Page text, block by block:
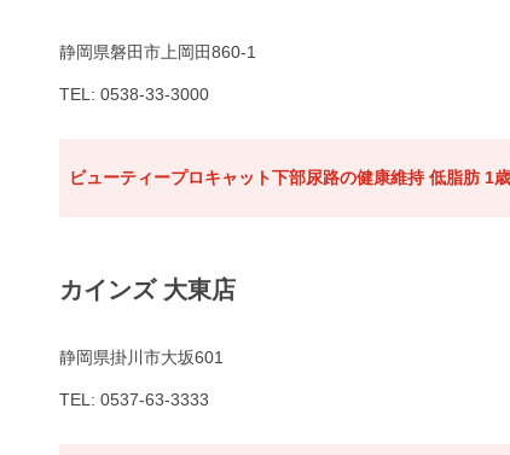
静岡県磐田市上岡田860-1
TEL: 0538-33-3000
ビューティープロキャット下部尿路の健康維持 低脂肪 1
カインズ 大東店
静岡県掛川市大坂601
TEL: 0537-63-3333